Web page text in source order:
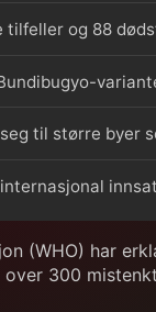
tilfeller og 88
til større byer
(WHO) har
300